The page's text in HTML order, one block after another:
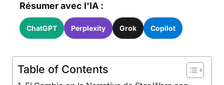
Résumer avec l'IA :
ChatGPT Perplexity Grok Copilot
Table of Contents